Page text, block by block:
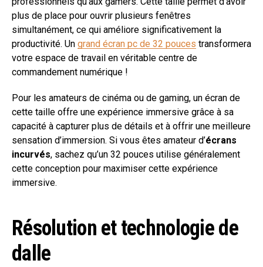
plus de place pour ouvrir plusieurs fenêtres
simultanément, ce qui améliore significativement la
productivité. Un grand écran pc de 32 pouces transformera
votre espace de travail en véritable centre de
commandement numérique !
Pour les amateurs de cinéma ou de gaming, un écran de
cette taille offre une expérience immersive grâce à sa
capacité à capturer plus de détails et à offrir une meilleure
sensation d’immersion. Si vous êtes amateur d’écrans
incurvés, sachez qu’un 32 pouces utilise généralement
cette conception pour maximiser cette expérience
immersive.
Résolution et technologie de
dalle